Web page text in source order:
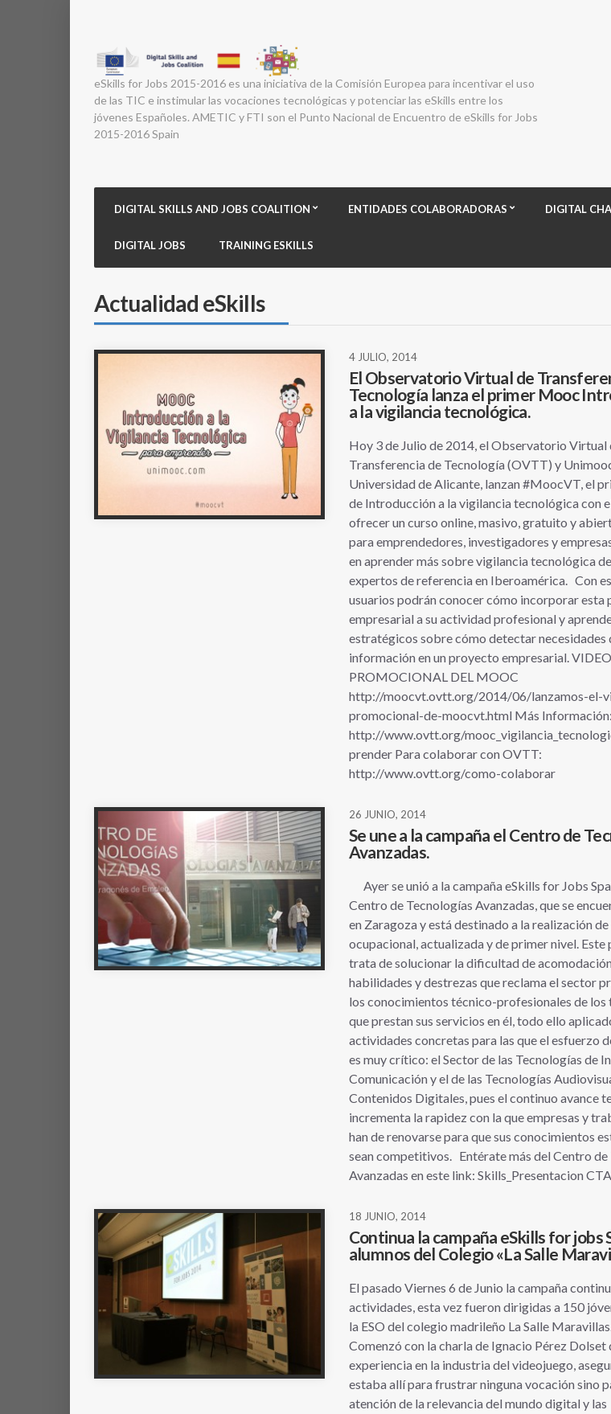
eSkills for Jobs 2015-2016 es una iniciativa de la Comisión Europea para incentivar el uso
de las TIC e instimular las vocaciones tecnológicas y potenciar las eSkills entre los
jóvenes Españoles. AMETIC y FTI son el Punto Nacional de Encuentro de eSkills for Jobs
2015-2016 Spain
DIGITAL SKILLS AND JOBS COALITION ENTIDADES COLABORADORAS DIGITAL
DIGITAL JOBS TRAINING ESKILLS
Actualidad eSkills
4 JULIO, 2014
El Observatorio Virtual de
Tecnología lanza el primer Mooc
a la vigilancia tecnológica.
Hoy 3 de Julio de 2014, el Observatorio Virtual
Transferencia de Tecnología (OVTT) y
Universidad de Alicante, lanzan #MoocVT, el
de Introducción a la vigilancia tecnológica con
ofrecer un curso online, masivo, gratuito y
para emprendedores, investigadores y
en aprender más sobre vigilancia tecnológica
expertos de referencia en Iberoamérica. Con
usuarios podrán conocer cómo incorporar esta
empresarial a su actividad profesional y
estratégicos sobre cómo detectar necesidades
información en un proyecto empresarial. VIDEO
PROMOCIONAL DEL MOOC
http://moocvt.ovtt.org/2014/06/lanzamos-el-
promocional-de-moocvt.html Más Información:
http://www.ovtt.org/
prender Para colaborar con OVTT:
http://www.ovtt.org/como-colaborar
26 JUNIO, 2014
Se une a la campaña el Centro de
Avanzadas.
Ayer se unió a la campaña eSkills for Jobs
Centro de Tecnologías Avanzadas, que se
en Zaragoza y está destinado a la realización
ocupacional, actualizada y de primer nivel. Este
trata de solucionar la dificultad de
habilidades y destrezas que reclama el sector
los conocimientos técnico-profesionales de los
que prestan sus servicios en él, todo ello
actividades concretas para las que el esfuerzo
es muy crítico: el Sector de las Tecnologías de
Comunicación y el de las Tecnologías
Contenidos Digitales, pues el continuo avance
incrementa la rapidez con la que empresas y
han de renovarse para que sus conocimientos
sean competitivos. Entérate más del Centro de
Avanzadas en este link: Skills_Presentacion
18 JUNIO, 2014
Continua la campaña eSkills for jobs
alumnos del Colegio «La Salle
El pasado Viernes 6 de Junio la campaña
actividades, esta vez fueron dirigidas a 150
la ESO del colegio madrileño La Salle
Comenzó con la charla de Ignacio Pérez Dolset
experiencia en la industria del videojuego,
estaba allí para frustrar ninguna vocación sino
atención de la relevancia del mundo digital y las